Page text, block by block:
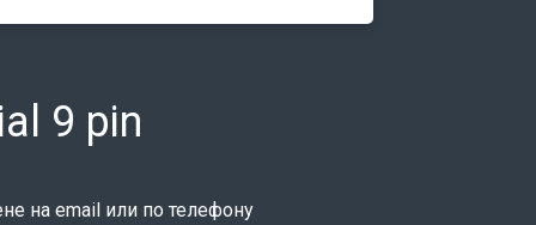
9 pin
на email или по телефону